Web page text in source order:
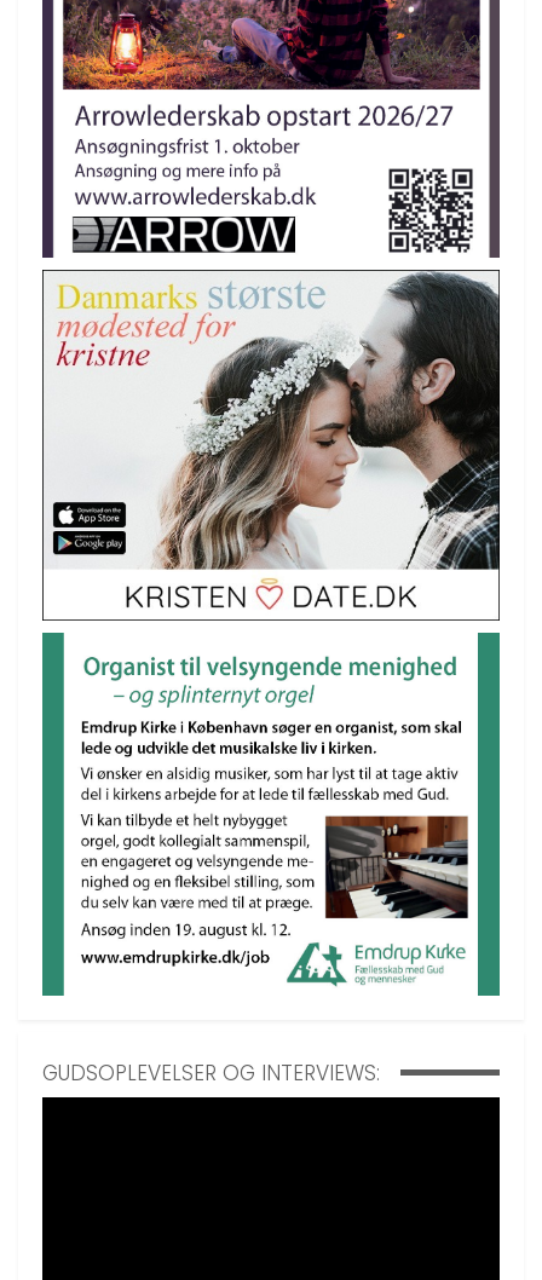
GUDSOPLEVELSER OG INTERVIEWS: